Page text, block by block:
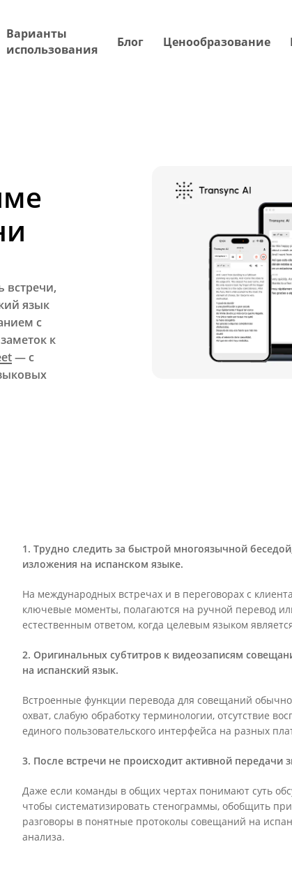
Варианты
использования
Блог Ценообразование
встречи,
язык
с
к
— с
1. Трудно следить за быстрой многоязычной
изложения на испанском языке.
На международных встречах и в переговорах с
ключевые моменты, полагаются на ручной перевод
естественным ответом, когда целевым языком
2. Оригинальных субтитров к видеозаписям
на испанский язык.
Встроенные функции перевода для совещаний
охват, слабую обработку терминологии, отсутствие
единого пользовательского интерфейса на разных
3. После встречи не происходит активной передачи
Даже если команды в общих чертах понимают суть
чтобы систематизировать стенограммы, обобщить
разговоры в понятные протоколы совещаний на
анализа.